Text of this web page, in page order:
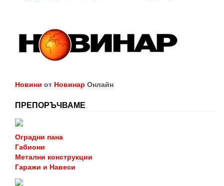
Новини от Новинар Онлайн
ПРЕПОРЪЧВАМЕ
Оградни пана
Габиони
Метални конструкции
Гаражи и Навеси